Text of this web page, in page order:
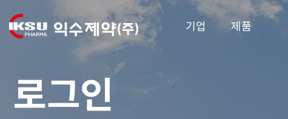
기업 제품
로그인